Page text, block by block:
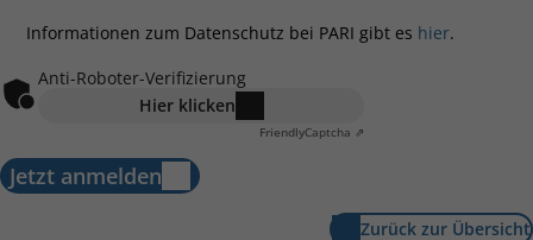
Informationen zum Datenschutz bei PARI gibt es hier.
Anti-Roboter-Verifizierung
Hier klicken
FriendlyCaptcha ⇗
Jetzt anmelden
Zurück zur Übersicht